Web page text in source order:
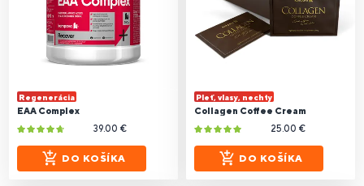
Regenerácia
EAA Complex
39.00 €
DO KOŠÍKA
Pleť, vlasy, nechty
Collagen Coffee Cream
25.00 €
DO KOŠÍKA